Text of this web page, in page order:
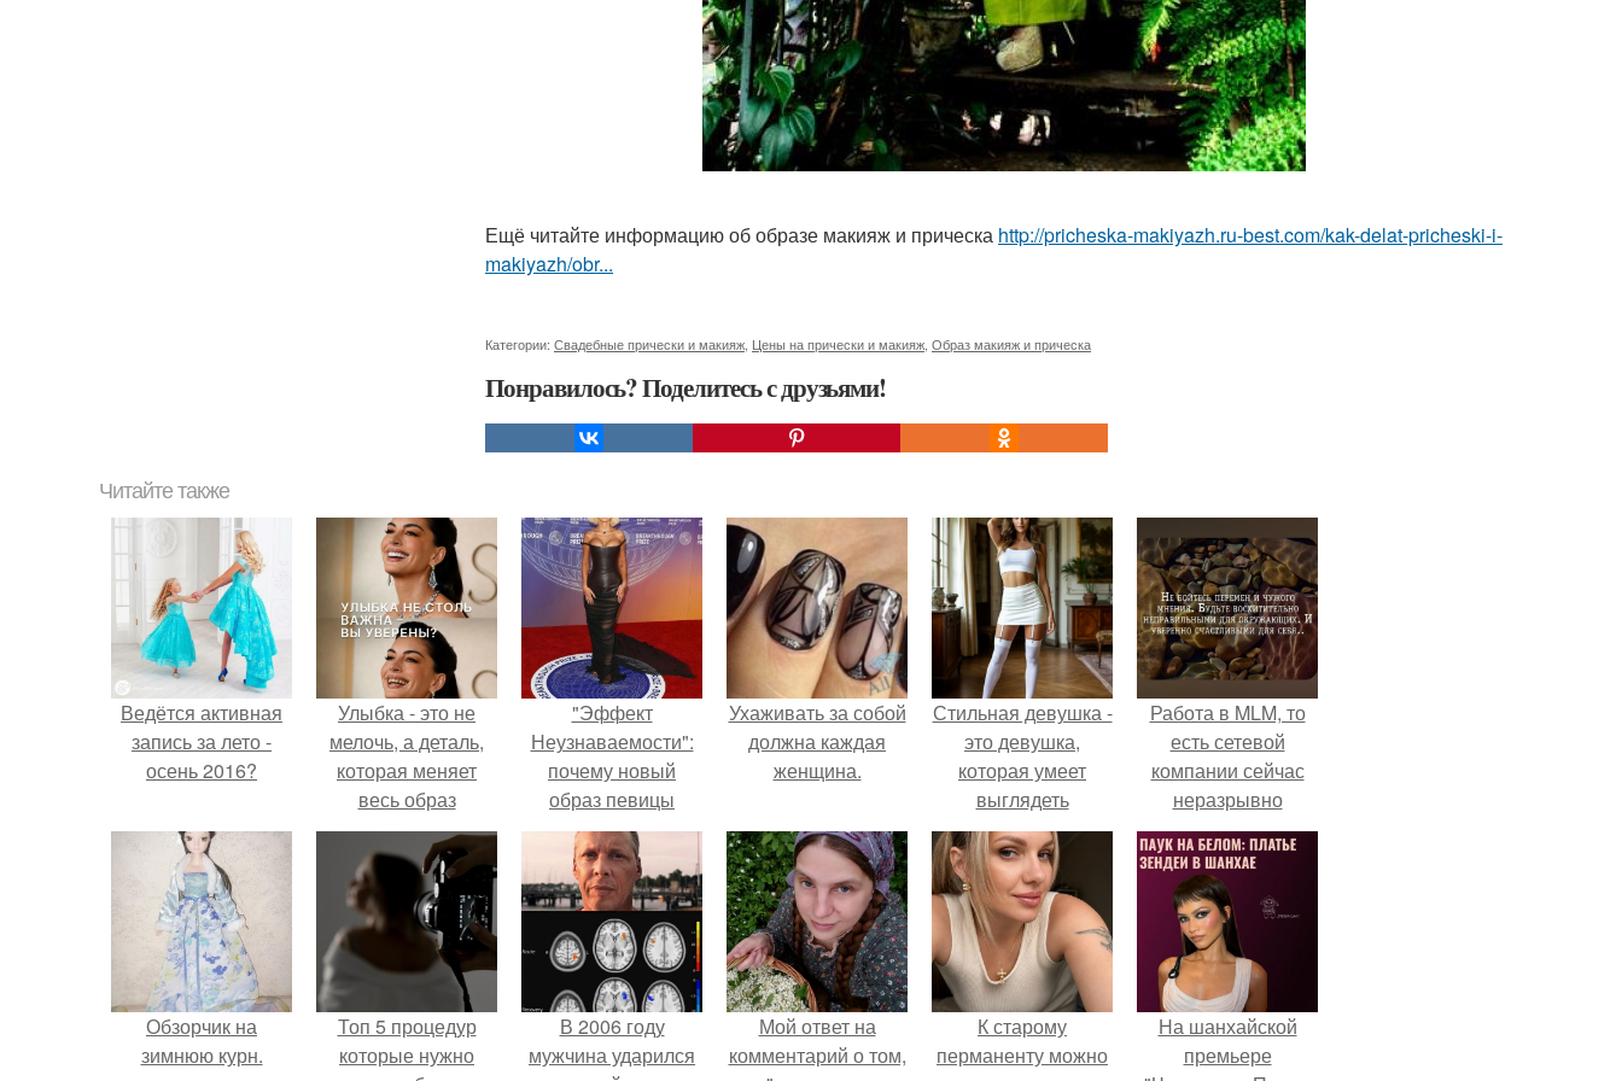
Ещё читайте информацию об образе макияж и прическа http://pricheska-makiyazh.ru-best.com/kak-delat-pricheski-i-
makiyazh/obr...
Категории: Свадебные прически и макияж Цены на прически и макияж Образ макияж и прическа
Понравилось? Поделитесь с друзьями!
Читайте также
Ведётся активная
запись за лето -
осень 2016?
Улыбка - это не
мелочь, а деталь,
которая меняет
весь образ
человека.
"Эффект
Неузнаваемости":
почему новый
образ певицы
вызвал споры о
гранях
возможного?
Ухаживать за собой
должна каждая
женщина.
Стильная девушка -
это девушка,
которая умеет
выглядеть
привлекательно и
элегантно в любои
ситуации.
Работа в MLM, то
есть сетевой
компании сейчас
неразрывно
связана с создание
своего контента,
своей страницы в
соц сетях.
Обзорчик на
зимнюю курн.
Топ 5 процедур
которые нужно
В 2006 году
мужчина ударился
Мой ответ на
комментарий о том,
К старому
перманенту можно
На шанхайской
премьере